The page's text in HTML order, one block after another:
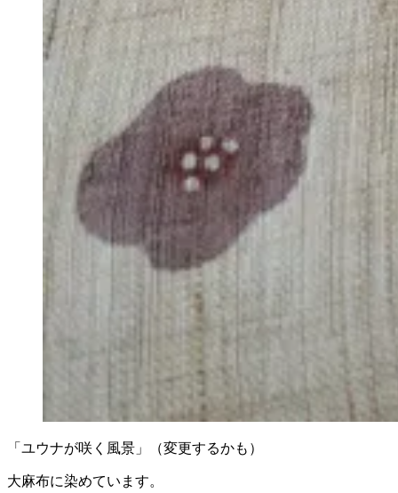
「ユウナが咲く風景」（変更するかも）
大麻布に染めています。